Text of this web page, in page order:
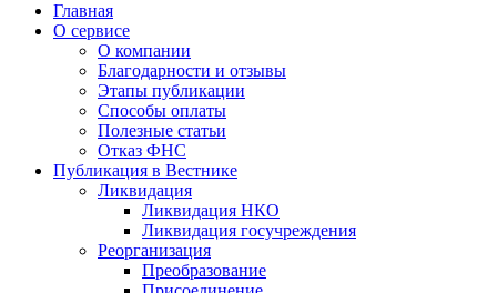
Главная
О сервисе
О компании
Благодарности и отзывы
Этапы публикации
Способы оплаты
Полезные статьи
Отказ ФНС
Публикация в Вестнике
Ликвидация
Ликвидация НКО
Ликвидация госучреждения
Реорганизация
Преобразование